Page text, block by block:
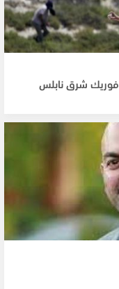
شرق نابلس